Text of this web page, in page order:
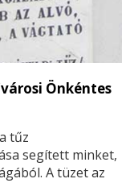
Önkéntes
tűz
segített minket,
A tüzet az